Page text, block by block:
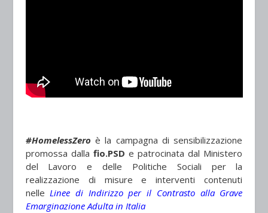
#HomelessZero è la campagna di sensibilizzazione
promossa dalla fio.PSDe patrocinata dal Ministero
del Lavoro e delle Politiche Sociali per la
realizzazione di misure e interventi contenuti
nelleLinee di Indirizzo per il Contrasto alla Grave
Emarginazione Adulta in Italia